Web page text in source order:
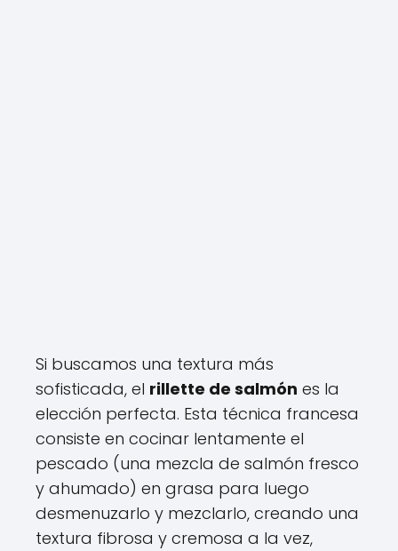
Si buscamos una textura más
sofisticada, el rillette de salmón es la
elección perfecta. Esta técnica francesa
consiste en cocinar lentamente el
pescado (una mezcla de salmón fresco
y ahumado) en grasa para luego
desmenuzarlo y mezclarlo, creando una
textura fibrosa y cremosa a la vez,